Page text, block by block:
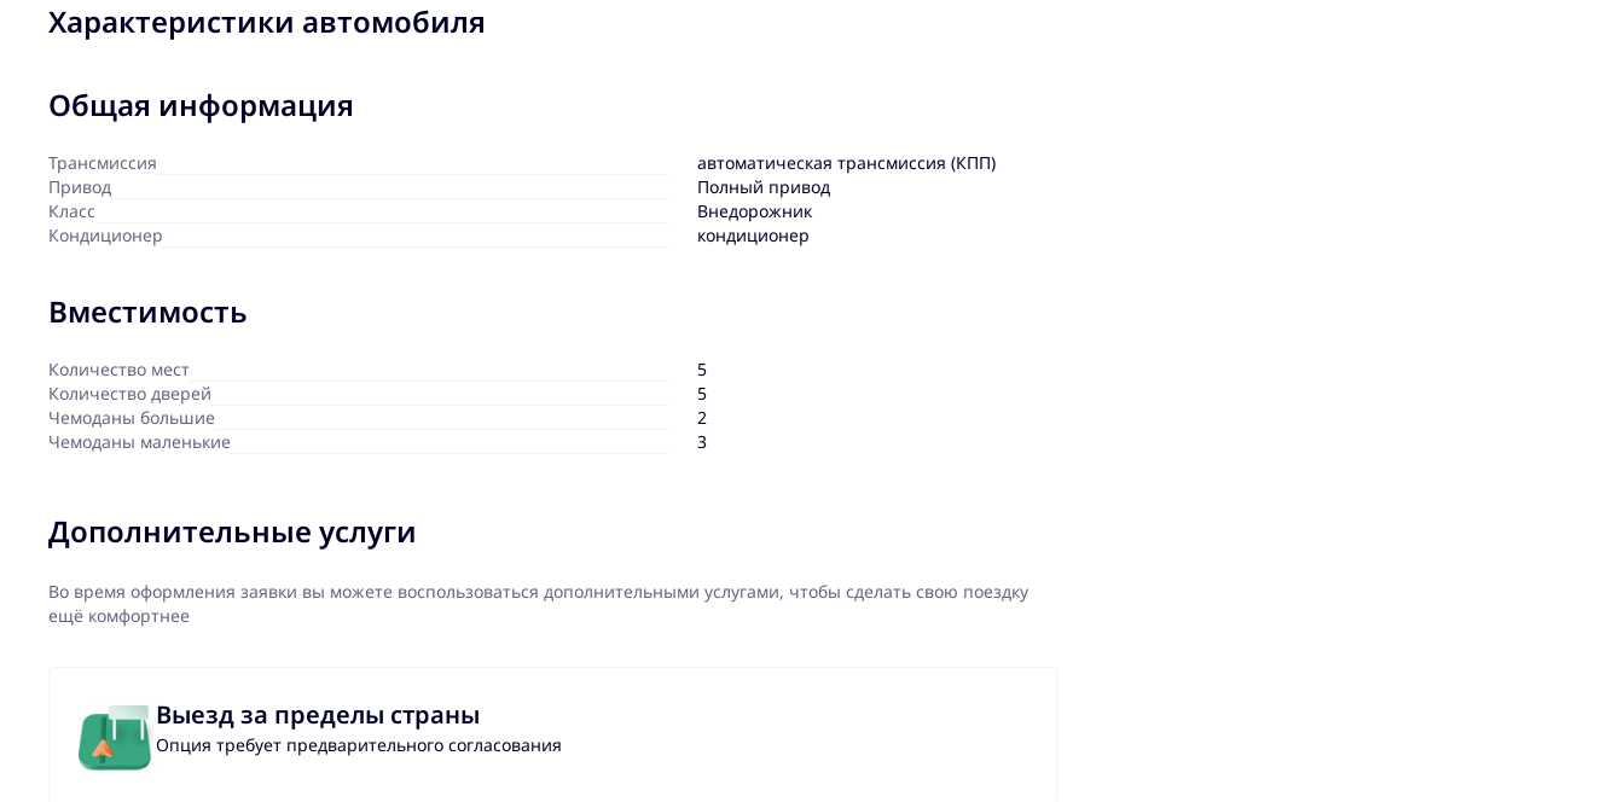
Характеристики автомобиля
Общая информация
Трансмиссия
автоматическая трансмиссия (КПП)
Привод
Полный привод
Класс
Внедорожник
Кондиционер
кондиционер
Вместимость
Количество мест
5
Количество дверей
5
Чемоданы большие
2
Чемоданы маленькие
3
Дополнительные услуги
Во время оформления заявки вы можете воспользоваться дополнительными услугами, чтобы сделать свою поездку
ещё комфортнее
Выезд за пределы страны
Опция требует предварительного согласования